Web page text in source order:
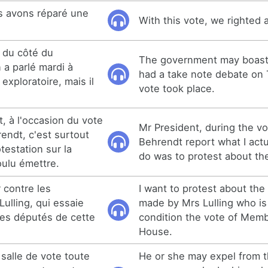
avons réparé une
With this vote, we righted
côté du
parlé mardi à
mais il
The government may
had a take note debate on
vote took place.
à l'occasion du vote
c'est surtout
sur la
émettre.
Mr President, during the
Behrendt report what I
do was to protest about
contre les
qui essaie
députés de cette
I want to protest about
made by Mrs Lulling who
condition the vote of
House.
de vote toute
He or she may expel from